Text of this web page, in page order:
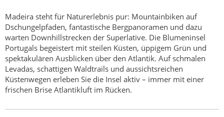
Madeira steht für Naturerlebnis pur: Mountainbiken auf
Dschungelpfaden, fantastische Bergpanoramen und dazu
warten Downhillstrecken der Superlative. Die Blumeninsel
Portugals begeistert mit steilen Küsten, üppigem Grün und
spektakulären Ausblicken über den Atlantik. Auf schmalen
Levadas, schattigen Waldtrails und aussichtsreichen
Küstenwegen erleben Sie die Insel aktiv – immer mit einer
frischen Brise Atlantikluft im Rücken.